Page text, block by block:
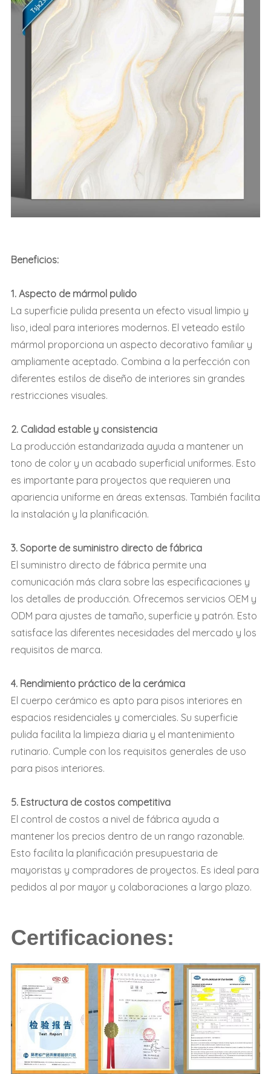
Beneficios:
1. Aspecto de mármol pulido
La superficie pulida presenta un efecto visual limpio y
liso, ideal para interiores modernos. El veteado estilo
mármol proporciona un aspecto decorativo familiar y
ampliamente aceptado. Combina a la perfección con
diferentes estilos de diseño de interiores sin grandes
restricciones visuales.
2. Calidad estable y consistencia
La producción estandarizada ayuda a mantener un
tono de color y un acabado superficial uniformes. Esto
es importante para proyectos que requieren una
apariencia uniforme en áreas extensas. También facilita
la instalación y la planificación.
3. Soporte de suministro directo de fábrica
El suministro directo de fábrica permite una
comunicación más clara sobre las especificaciones y
los detalles de producción. Ofrecemos servicios OEM y
ODM para ajustes de tamaño, superficie y patrón. Esto
satisface las diferentes necesidades del mercado y los
requisitos de marca.
4. Rendimiento práctico de la cerámica
El cuerpo cerámico es apto para pisos interiores en
espacios residenciales y comerciales. Su superficie
pulida facilita la limpieza diaria y el mantenimiento
rutinario. Cumple con los requisitos generales de uso
para pisos interiores.
5. Estructura de costos competitiva
El control de costos a nivel de fábrica ayuda a
mantener los precios dentro de un rango razonable.
Esto facilita la planificación presupuestaria de
mayoristas y compradores de proyectos. Es ideal para
pedidos al por mayor y colaboraciones a largo plazo.
Certificaciones: